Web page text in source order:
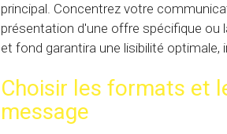
principal. Concentrez votre
présentation d'une offre spécifique
et fond garantira une lisibilité
Choisir les formats et
message